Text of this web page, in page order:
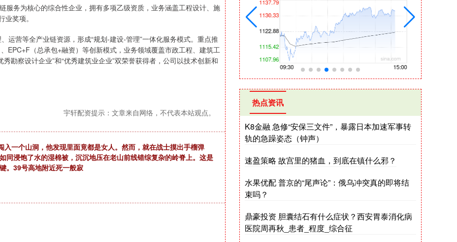
服务为核心的综合性企业，拥有多项乙级资质，业务涵盖工程设计、施
奖项。
运营等全产业链资源，形成“规划-建设-管理”一体化服务模式。重点推
EPC+F（总承包+融资）等创新模式，业务领域覆盖市政工程、建筑工
勘察设计企业”和“优秀建筑业企业”双荣誉获得者，公司以技术创新和
宇轩配资提示：文章来自网络，不代表本站观点。
一个山洞，他发现里面竟都是女人。然而，就在战士摸出手榴弹
浸饱了水的湿棉被，沉沉地压在老山前线错综复杂的岭脊上。这是
。39号高地附近死一般寂
热点资讯
K8金融 急修“安保三文件”，暴露日本加速军事转
轨的急躁姿态（钟声）
速盈策略 故宫里的猪血，到底在镇什么邪？
水果优配 普京的“尾声论”：俄乌冲突真的即将结
束吗？
鼎豪投资 胆囊结石有什么症状？西安胃泰消化病
医院周再秋_患者_程度_综合征